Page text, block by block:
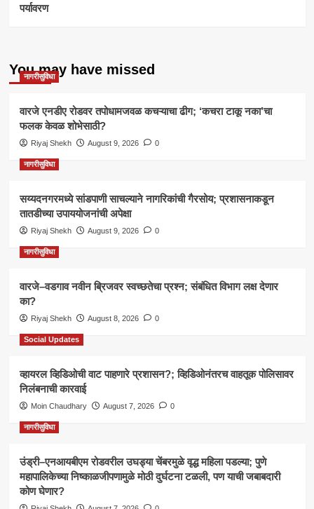
पर्यावरण
You may have missed
नागरीसुविधा
वारजे एनडीए रोडवर तपोधामजवळ कचऱ्याचा ढीग; ‘कचरा टाकू नका’चा
फलक केवळ शोभेसाठी?
Riyaj Shekh August 9, 2026 0
नागरीसुविधा
सय्यदनगरमध्ये सांडपाणी साचल्याने नागरिकांची गैरसोय; प्रशासनाकडून
तातडीच्या उपाययोजनांची अपेक्षा
Riyaj Shekh August 9, 2026 0
नागरीसुविधा
वारजे–वडगाव नवीन ब्रिजवर स्वच्छतेचा प्रश्न; संबंधित विभाग लक्ष देणार
का?
Riyaj Shekh August 8, 2026 0
Social Updates
व्हायरल व्हिडिओची वाट पाहणारे प्रशासन?; व्हिडिओनंतरच वाहतूक पोलिसावर
निलंबनाची कारवाई
Moin Chaudhary August 7, 2026 0
नागरीसुविधा
उंड्री–एनआयबीएम रोडवरील उघड्या चेंबरमुळे वृद्ध महिला पडल्या; पुणे
महापालिकेच्या निष्काळजीपणामुळे मोठी दुर्घटना टळली, पण याची जबाबदारी
कोण घेणार?